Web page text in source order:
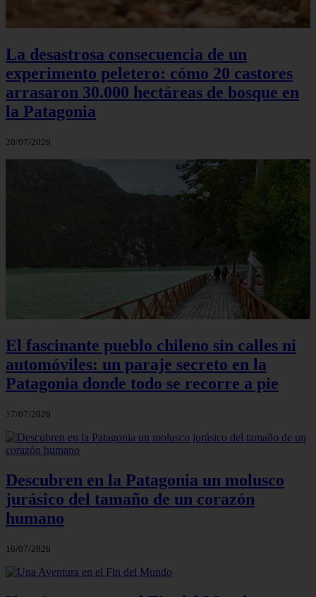
La desastrosa consecuencia de un
experimento peletero: cómo 20 castores
arrasaron 30.000 hectáreas de bosque en
la Patagonia
20/07/2026
El fascinante pueblo chileno sin calles ni
automóviles: un paraje secreto en la
Patagonia donde todo se recorre a pie
17/07/2026
Descubren en la Patagonia un molusco
jurásico del tamaño de un corazón
humano
16/07/2026